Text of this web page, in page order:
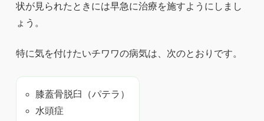
状が見られたときには早急に治療を施すようにしまし
ょう。
特に気を付けたいチワワの病気は、次のとおりです。
膝蓋骨脱臼（パテラ）
水頭症